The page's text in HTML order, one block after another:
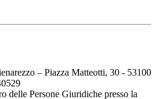
– Piazza Matteotti, 30 - 53100
delle Persone Giuridiche presso la